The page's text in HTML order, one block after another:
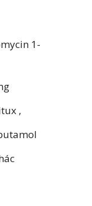
1-
,